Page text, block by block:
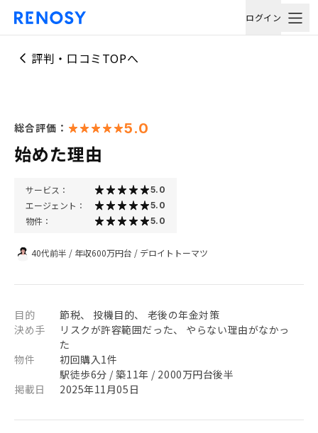
ログイン
評判・口コミTOPへ
総合評価： 5.0
始めた理由
サービス： 5.0
エージェント： 5.0
物件： 5.0
40代前半 / 年収600万円台 / デロイトトーマツ
目的
節税、 投機目的、 老後の年金対策
決め手
リスクが許容範囲だった、 やらない理由がなかっ
た
物件
初回購入1件
駅徒歩6分 / 築11年 / 2000万円台後半
掲載日
2025年11月05日